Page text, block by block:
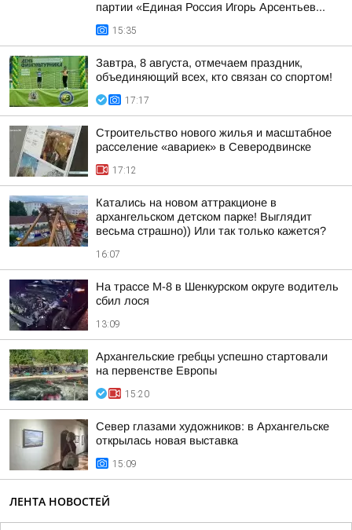
партии «Единая Россия Игорь Арсентьев...
15:35
Завтра, 8 августа, отмечаем праздник,
объединяющий всех, кто связан со спортом!
17:17
Строительство нового жилья и масштабное
расселение «авариек» в Северодвинске
17:12
Катались на новом аттракционе в
архангельском детском парке! Выглядит
весьма страшно)) Или так только кажется?
16:07
На трассе М-8 в Шенкурском округе водитель
сбил лося
13:09
Архангельские гребцы успешно стартовали
на первенстве Европы
15:20
Север глазами художников: в Архангельске
открылась новая выставка
15:09
ЛЕНТА НОВОСТЕЙ